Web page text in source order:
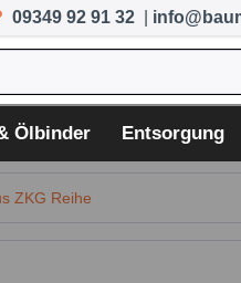
09349 92 91 32
Ölbinder Entsorgung
ZKG Reihe